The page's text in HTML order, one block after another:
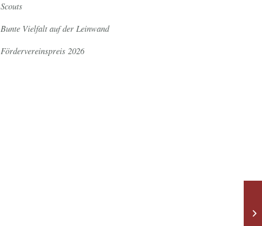
Scouts
Bunte Vielfalt auf der Leinwand
Fördervereinspreis 2026